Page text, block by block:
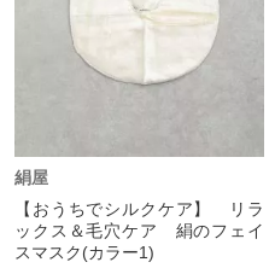
絹屋
【おうちでシルクケア】 リラ
ックス＆毛穴ケア 絹のフェイ
スマスク(カラー1)